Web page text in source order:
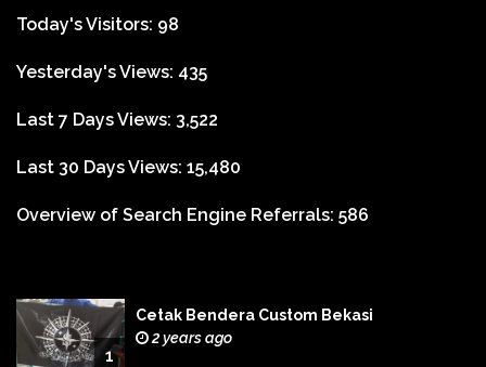
Today's Visitors: 98
Yesterday's Views: 435
Last 7 Days Views: 3,522
Last 30 Days Views: 15,480
Overview of Search Engine Referrals: 586
1
Cetak Bendera Custom Bekasi
2 years ago